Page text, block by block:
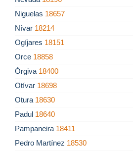
Niguelas 18657
Nívar 18214
Ogíjares 18151
Orce 18858
Órgiva 18400
Otívar 18698
Otura 18630
Padul 18640
Pampaneira 18411
Pedro Martínez 18530